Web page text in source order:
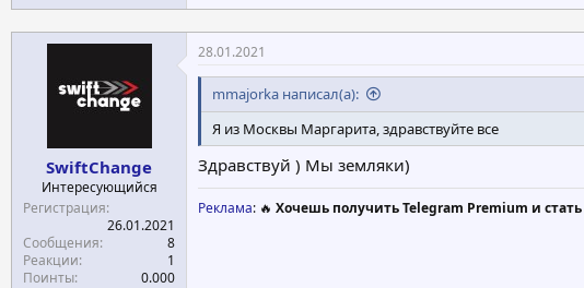
SwiftChange
Интересующийся
Регистрация
26.01.2021
Сообщения
8
Реакции
1
Поинты
0.000
28.01.2021
mmajorka написал(а):
Я из Москвы Маргарита, здравствуйте все
Здравствуй ) Мы земляки)
Реклама: 🔥 Хочешь получить Telegram Premium и